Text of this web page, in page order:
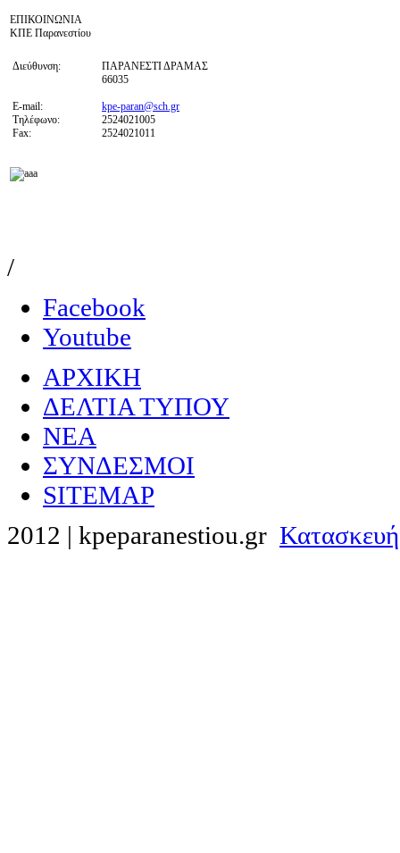
ΕΠΙΚΟΙΝΩΝΙΑ
ΚΠΕ Παρανεστίου
Διεύθυνση:
ΠΑΡΑΝΕΣΤΙ ΔΡΑΜΑΣ
66035
E-mail:
kpe-paran@sch.gr
Τηλέφωνο:
2524021005
Fax:
2524021011
/
Facebook
Youtube
ΑΡΧΙΚΗ
ΔΕΛΤΙΑ ΤΥΠΟΥ
NEA
ΣΥΝΔΕΣΜΟΙ
SITEMAP
2012 | kpeparanestiou.gr Κατασκευή